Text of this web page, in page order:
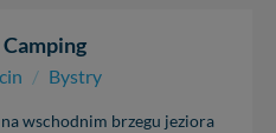
/ Bystry
wschodnim brzegu jeziora